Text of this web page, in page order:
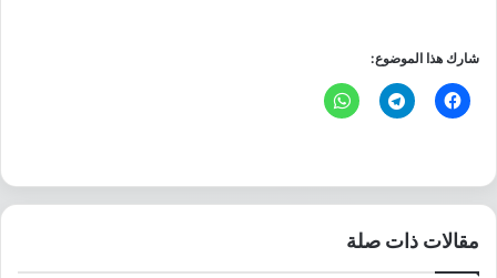
شارك هذا الموضوع:
مقالات ذات صلة